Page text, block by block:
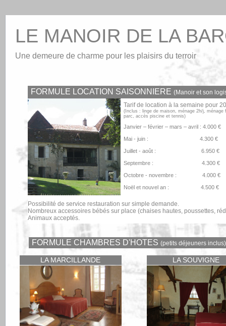
LE MANOIR DE LA
Une demeure de charme pour les plaisirs du terroir
FORMULE LOCATION SAISONNIERE (Manoir et son
Tarif de location à la semaine pour
(Inclus : linge de maison, ménage 2h/j, ménage
parc, accès piscine et tennis)
Janvier – février – mars – avril : 4.000 €
Mai - juin : 4.300 €
Juillet - août : 6.950 €
Septembre : 4.300 €
Octobre - novembre : 4.000 €
Noël et nouvel an : 4.500 €
Possibilité de service restauration sur simple demande.
Nombreux accessoires bébés sur place (chaises hautes, poussettes,
Animaux acceptés.
FORMULE CHAMBRES D'HOTES (petits déjeuners inclus)
LA MARCILLANDE LA SOUVIGNE